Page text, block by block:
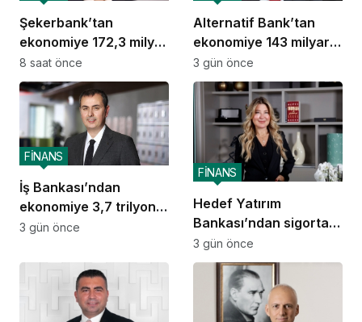
Şekerbank’tan
ekonomiye 172,3 milyar
TL destek
8 saat önce
Alternatif Bank’tan
ekonomiye 143 milyar
TL destek
3 gün önce
İş Bankası’ndan
ekonomiye 3,7 trilyon
TL destek
FİNANS
3 gün önce
Hedef Yatırım
Bankası’ndan sigorta
ve emeklilik alanında
stratejik iş birliği
FİNANS
3 gün önce